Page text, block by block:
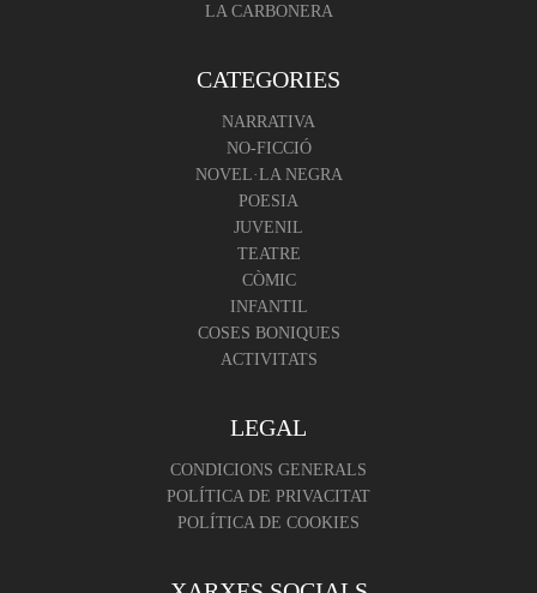
LA CARBONERA
CATEGORIES
NARRATIVA
NO-FICCIÓ
NOVEL·LA NEGRA
POESIA
JUVENIL
TEATRE
CÒMIC
INFANTIL
COSES BONIQUES
ACTIVITATS
LEGAL
CONDICIONS GENERALS
POLÍTICA DE PRIVACITAT
POLÍTICA DE COOKIES